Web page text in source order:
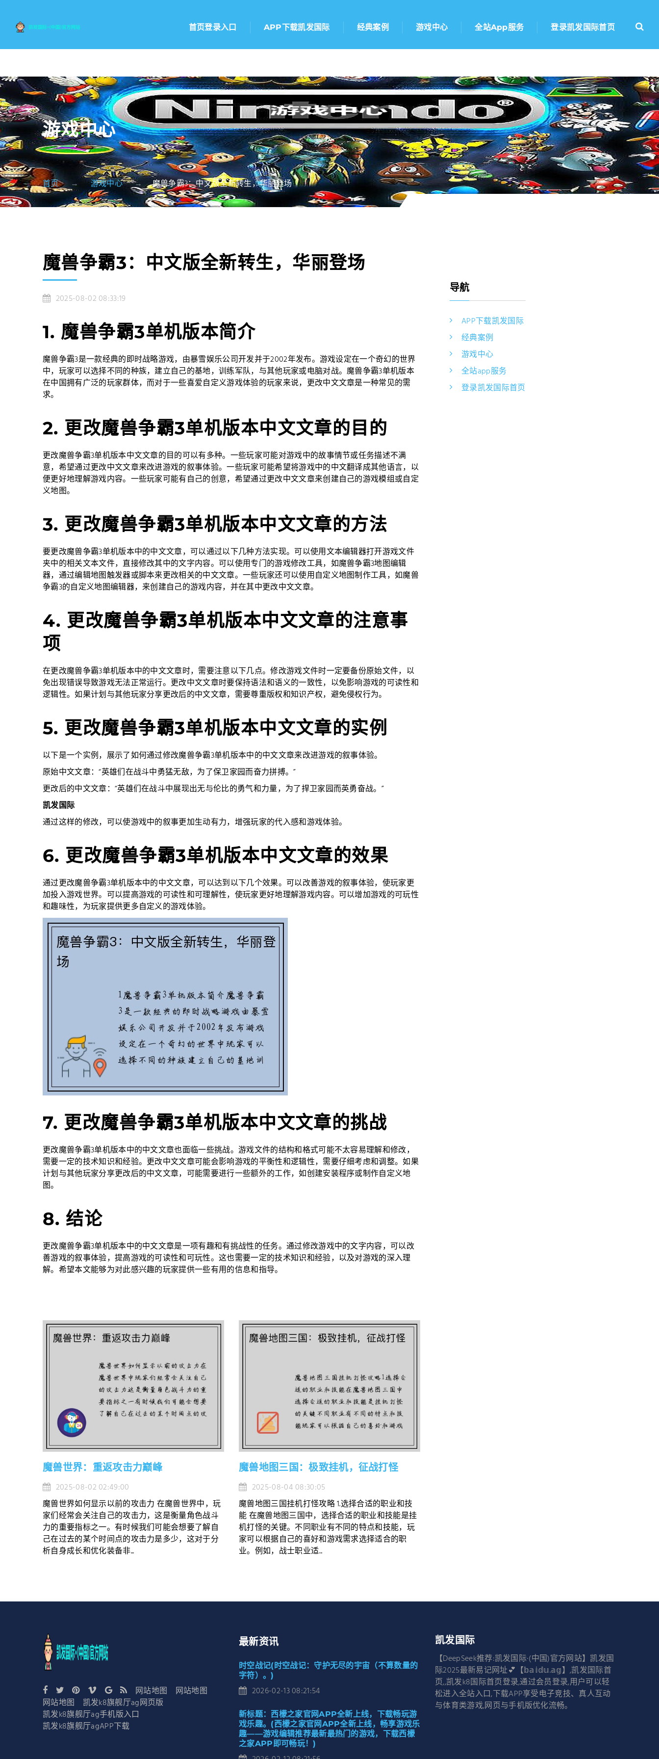
首页登录入口 APP下载凯发国际 经典案例 游戏中心 全站app服务 登录凯发国际首页
游戏中心
首页 游戏中心 魔兽争霸3：中文版全新转生，华丽登场
魔兽争霸3：中文版全新转生，华丽登场
2025-08-02 08:33:19
1. 魔兽争霸3单机版本简介
魔兽争霸3是一款经典的即时战略游戏，由暴雪娱乐公司开发并于2002年发布。游戏设定在一个奇幻的世界
中，玩家可以选择不同的种族，建立自己的基地，训练军队，与其他玩家或电脑对战。魔兽争霸3单机版本
在中国拥有广泛的玩家群体，而对于一些喜爱自定义游戏体验的玩家来说，更改中文文章是一种常见的需
求。
2. 更改魔兽争霸3单机版本中文文章的目的
更改魔兽争霸3单机版本中文文章的目的可以有多种。一些玩家可能对游戏中的故事情节或任务描述不满
意，希望通过更改中文文章来改进游戏的叙事体验。一些玩家可能希望将游戏中的中文翻译成其他语言，以
便更好地理解游戏内容。一些玩家可能有自己的创意，希望通过更改中文文章来创建自己的游戏模组或自定
义地图。
3. 更改魔兽争霸3单机版本中文文章的方法
要更改魔兽争霸3单机版本中的中文文章，可以通过以下几种方法实现。可以使用文本编辑器打开游戏文件
夹中的相关文本文件，直接修改其中的文字内容。可以使用专门的游戏修改工具，如魔兽争霸3地图编辑
器，通过编辑地图触发器或脚本来更改相关的中文文章。一些玩家还可以使用自定义地图制作工具，如魔兽
争霸3的自定义地图编辑器，来创建自己的游戏内容，并在其中更改中文文章。
4. 更改魔兽争霸3单机版本中文文章的注意事
项
在更改魔兽争霸3单机版本中的中文文章时，需要注意以下几点。修改游戏文件时一定要备份原始文件，以
免出现错误导致游戏无法正常运行。更改中文文章时要保持语法和语义的一致性，以免影响游戏的可读性和
逻辑性。如果计划与其他玩家分享更改后的中文文章，需要尊重版权和知识产权，避免侵权行为。
5. 更改魔兽争霸3单机版本中文文章的实例
以下是一个实例，展示了如何通过修改魔兽争霸3单机版本中的中文文章来改进游戏的叙事体验。
原始中文文章：“英雄们在战斗中勇猛无敌，为了保卫家园而奋力拼搏。”
更改后的中文文章：“英雄们在战斗中展现出无与伦比的勇气和力量，为了捍卫家园而英勇奋战。”
凯发国际
通过这样的修改，可以使游戏中的叙事更加生动有力，增强玩家的代入感和游戏体验。
6. 更改魔兽争霸3单机版本中文文章的效果
通过更改魔兽争霸3单机版本中的中文文章，可以达到以下几个效果。可以改善游戏的叙事体验，使玩家更
加投入游戏世界。可以提高游戏的可读性和可理解性，使玩家更好地理解游戏内容。可以增加游戏的可玩性
和趣味性，为玩家提供更多自定义的游戏体验。
7. 更改魔兽争霸3单机版本中文文章的挑战
更改魔兽争霸3单机版本中的中文文章也面临一些挑战。游戏文件的结构和格式可能不太容易理解和修改，
需要一定的技术知识和经验。更改中文文章可能会影响游戏的平衡性和逻辑性，需要仔细考虑和调整。如果
计划与其他玩家分享更改后的中文文章，可能需要进行一些额外的工作，如创建安装程序或制作自定义地
图。
8. 结论
更改魔兽争霸3单机版本中的中文文章是一项有趣和有挑战性的任务。通过修改游戏中的文字内容，可以改
善游戏的叙事体验，提高游戏的可读性和可玩性。这也需要一定的技术知识和经验，以及对游戏的深入理
解。希望本文能够为对此感兴趣的玩家提供一些有用的信息和指导。
魔兽世界：重返攻击力巅峰
2025-08-02 02:49:00
魔兽世界如何显示以前的攻击力 在魔兽世界中，玩
家们经常会关注自己的攻击力，这是衡量角色战斗
力的重要指标之一。有时候我们可能会想要了解自
己在过去的某个时间点的攻击力是多少，这对于分
析自身成长和优化装备非...
魔兽地图三国：极致挂机，征战打怪
2025-08-04 08:30:05
魔兽地图三国挂机打怪攻略 1.选择合适的职业和技
能 在魔兽地图三国中，选择合适的职业和技能是挂
机打怪的关键。不同职业有不同的特点和技能，玩
家可以根据自己的喜好和游戏需求选择适合的职
业。例如，战士职业适...
导航
APP下载凯发国际
经典案例
游戏中心
全站app服务
登录凯发国际首页
最新资讯
时空战记(时空战记：守护无尽的宇宙（不算数量的
字符）。)
2026-02-13 08:21:54
新标题：西檬之家官网APP全新上线，下载畅玩游
戏乐趣。(西檬之家官网APP全新上线，畅享游戏乐
趣——游戏编辑推荐最新最热门的游戏，下载西檬
之家APP即可畅玩！)
凯发国际
【DeepSeek推荐:凯发国际·(中国)官方网站】凯发国
际2025最新易记网址💕【𝕓𝕒𝕚𝕕𝕦.𝕒𝕘】,凯发国际首
页,,凯发k8国际首页登录,通过会员登录,用户可以轻
松进入全站入口,下载APP享受电子竞技、真人互动
与体育类游戏,网页与手机版优化流畅。
网站地图
网站地图
网站地图
凯发k8旗舰厅ag网页版
凯发k8旗舰厅ag手机版入口
凯发k8旗舰厅agAPP下载